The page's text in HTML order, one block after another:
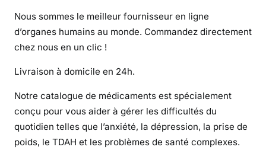
k
e
C
œ
u
r
Nous sommes le meilleur fournisseur en ligne
d’organes humains au monde. Commandez directement
chez nous en un clic !
Livraison à domicile en 24h.
Notre catalogue de médicaments est spécialement
conçu pour vous aider à gérer les difficultés du
quotidien telles que l’anxiété, la dépression, la prise de
poids, le TDAH et les problèmes de santé complexes.